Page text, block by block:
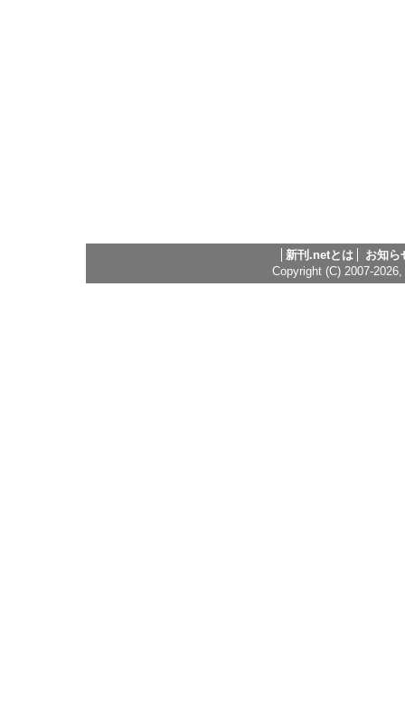
新刊.netとは
お知ら
Copyright (C) 2007-2026,